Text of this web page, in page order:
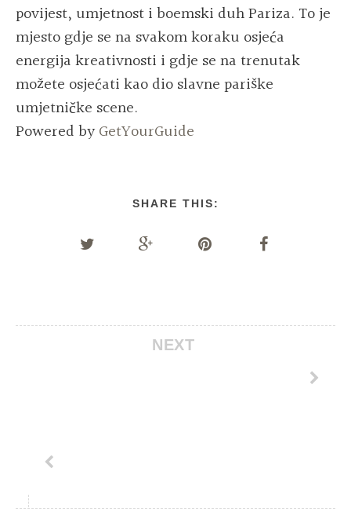
povijest, umjetnost i boemski duh Pariza. To je
mjesto gdje se na svakom koraku osjeća
energija kreativnosti i gdje se na trenutak
možete osjećati kao dio slavne pariške
umjetničke scene.
Powered byGetYourGuide
SHARE THIS:
NEXT